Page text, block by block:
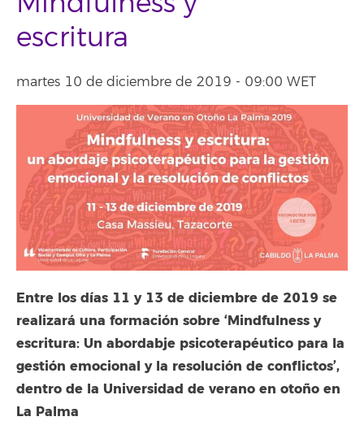
escritura
martes 10 de diciembre de 2019 - 09:00 WET
Entre los días 11 y 13 de diciembre de 2019 se
realizará una formación sobre ‘Mindfulness y
escritura: Un abordabje psicoterapéutico para la
gestión emocional y la resolución de conflictos’,
dentro de la Universidad de verano en otoño en
La Palma